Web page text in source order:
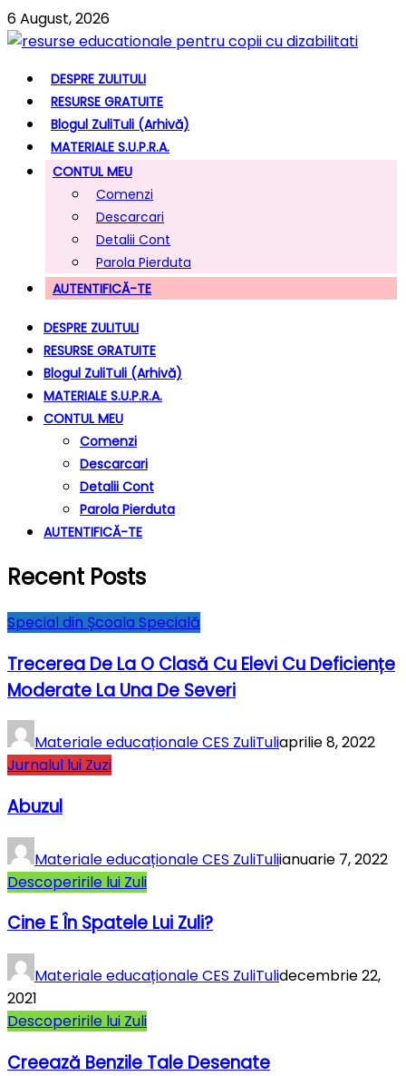
6 August, 2026
DESPRE ZULITULI
RESURSE GRATUITE
Blogul ZuliTuli (arhivă)
MATERIALE S.U.P.R.A.
CONTUL MEU
Comenzi
Descarcari
Detalii Cont
Parola Pierduta
AUTENTIFICĂ-TE
DESPRE ZULITULI
RESURSE GRATUITE
Blogul ZuliTuli (arhivă)
MATERIALE S.U.P.R.A.
CONTUL MEU
Comenzi
Descarcari
Detalii Cont
Parola Pierduta
AUTENTIFICĂ-TE
Recent Posts
Special din Școala Specială
Trecerea De La O Clasă Cu Elevi Cu Deficiențe
Moderate La Una De Severi
Materiale educaționale CES ZuliTuliaprilie 8, 2022
Jurnalul lui Zuzi
Abuzul
Materiale educaționale CES ZuliTuliianuarie 7, 2022
Descoperirile lui Zuli
Cine E În Spatele Lui Zuli?
Materiale educaționale CES ZuliTulidecembrie 22,
2021
Descoperirile lui Zuli
Creează Benzile Tale Desenate